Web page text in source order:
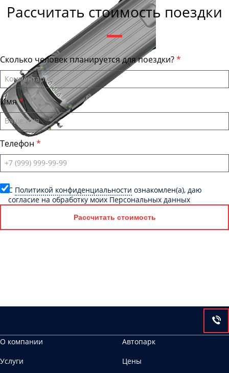
Рассчитать стоимость поездки
Сколько человек планируется для поездки?
Имя
Телефон
C Политикой конфиденциальности ознакомлен(а), даю
согласие на обработку моих Персональных данных
Рассчитать стоимость
О компании
Автопарк
Услуги
Цены